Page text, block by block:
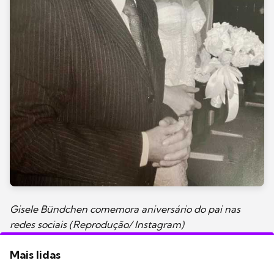
Gisele Bündchen comemora aniversário do pai nas
redes sociais (Reprodução/ Instagram)
Mais lidas